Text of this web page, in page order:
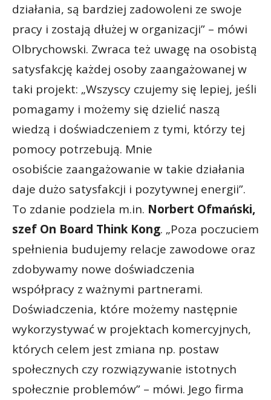
działania, są bardziej zadowoleni ze swoje
pracy i zostają dłużej w organizacji” – mówi
Olbrychowski. Zwraca też uwagę na osobistą
satysfakcję każdej osoby zaangażowanej w
taki projekt: „Wszyscy czujemy się lepiej, jeśli
pomagamy i możemy się dzielić naszą
wiedzą i doświadczeniem z tymi, którzy tej
pomocy potrzebują. Mnie
osobiście zaangażowanie w takie działania
daje dużo satysfakcji i pozytywnej energii”.
To zdanie podziela m.in. Norbert Ofmański,
szef On Board Think Kong. „Poza poczuciem
spełnienia budujemy relacje zawodowe oraz
zdobywamy nowe doświadczenia
współpracy z ważnymi partnerami.
Doświadczenia, które możemy następnie
wykorzystywać w projektach komercyjnych,
których celem jest zmiana np. postaw
społecznych czy rozwiązywanie istotnych
społecznie problemów” – mówi. Jego firma